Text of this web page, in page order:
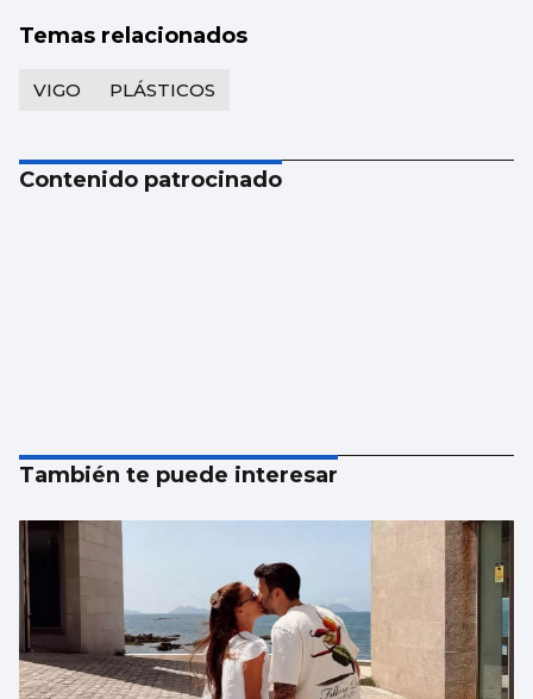
Temas relacionados
VIGO PLÁSTICOS
Contenido patrocinado
También te puede interesar